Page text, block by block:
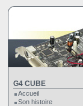
G4 CUBE
Accueil
Son histoire